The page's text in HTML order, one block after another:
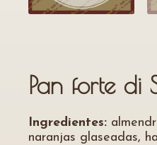
Pan forte di
Ingredientes:
naranjas glaseadas,